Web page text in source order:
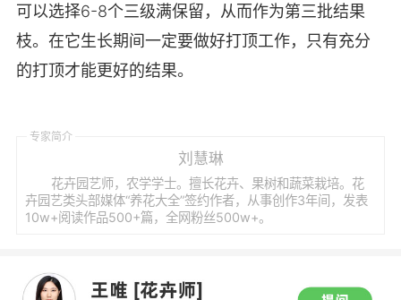
可以选择6-8个三级满保留，从而作为第三批结果
枝。在它生长期间一定要做好打顶工作，只有充分
的打顶才能更好的结果。
专家简介
刘慧琳
花卉园艺师，农学学士。擅长花卉、果树和蔬菜栽培。花
卉园艺类头部媒体“养花大全”签约作者，从事创作3年间，发表
10w+阅读作品500+篇，全网粉丝500w+。